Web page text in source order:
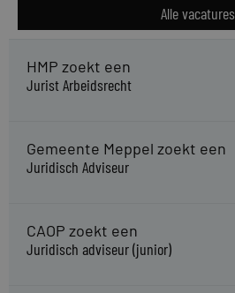
Alle vacatures
HMP zoekt een
Jurist Arbeidsrecht
Gemeente Meppel zoekt een
Juridisch Adviseur
CAOP zoekt een
Juridisch adviseur (junior)